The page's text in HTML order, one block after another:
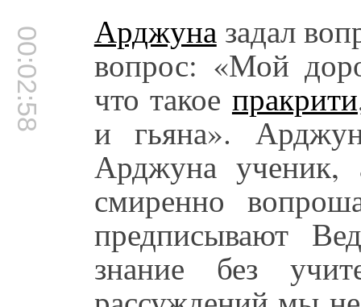
00:02:58 Арджуназадал
вопрос: «Мой
что такое пракрити
и гьяна».
Арджуна
смиренно
предписывают
знание без